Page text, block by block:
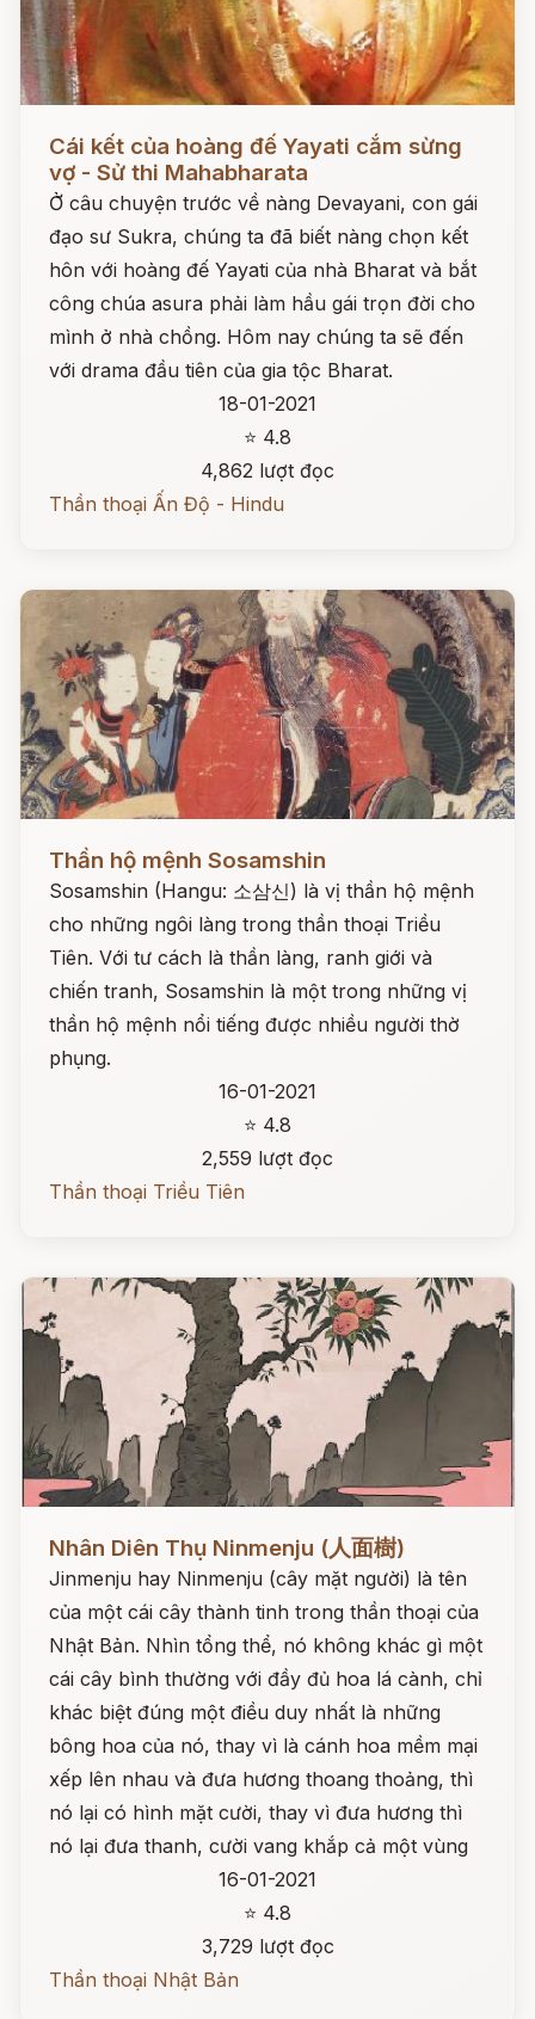
Cái kết của hoàng đế Yayati cắm sừng
vợ - Sử thi Mahabharata
Ở câu chuyện trước về nàng Devayani, con gái
đạo sư Sukra, chúng ta đã biết nàng chọn kết
hôn với hoàng đế Yayati của nhà Bharat và bắt
công chúa asura phải làm hầu gái trọn đời cho
mình ở nhà chồng. Hôm nay chúng ta sẽ đến
với drama đầu tiên của gia tộc Bharat.
18-01-2021
⭐ 4.8
4,862 lượt đọc
Thần thoại Ấn Độ - Hindu
Đọc ngay
Thần hộ mệnh Sosamshin
Sosamshin (Hangu: 소삼신) là vị thần hộ mệnh
cho những ngôi làng trong thần thoại Triều
Tiên. Với tư cách là thần làng, ranh giới và
chiến tranh, Sosamshin là một trong những vị
thần hộ mệnh nổi tiếng được nhiều người thờ
phụng.
16-01-2021
⭐ 4.8
2,559 lượt đọc
Thần thoại Triều Tiên
Nhân Diên Thụ Ninmenju (人面樹)
Jinmenju hay Ninmenju (cây mặt người) là tên
của một cái cây thành tinh trong thần thoại của
Nhật Bản. Nhìn tổng thể, nó không khác gì một
cái cây bình thường với đầy đủ hoa lá cành, chỉ
khác biệt đúng một điều duy nhất là những
bông hoa của nó, thay vì là cánh hoa mềm mại
xếp lên nhau và đưa hương thoang thoảng, thì
nó lại có hình mặt cười, thay vì đưa hương thì
nó lại đưa thanh, cười vang khắp cả một vùng
16-01-2021
⭐ 4.8
3,729 lượt đọc
Thần thoại Nhật Bản